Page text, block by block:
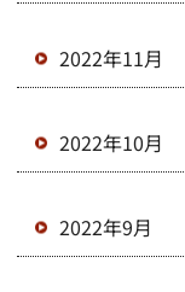
2022年11月
2022年10月
2022年9月